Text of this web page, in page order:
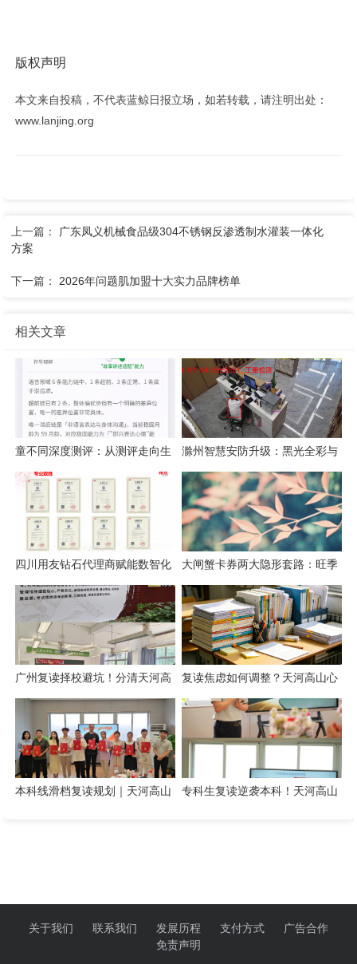
版权声明
本文来自投稿，不代表蓝鲸日报立场，如若转载，请注明出处：
www.lanjing.org
上一篇： 广东凤义机械食品级304不锈钢反渗透制水灌装一体化
方案
下一篇： 2026年问题肌加盟十大实力品牌榜单
相关文章
童不同深度测评：从测评走向生
活的育儿系统
滁州智慧安防升级：黑光全彩与
边缘智算方案解析
四川用友钻石代理商赋能数智化
转型：成都创跃科技的行业观察
大闸蟹卡券两大隐形套路：旺季
提不出、过期直接亏！
广州复读择校避坑！分清天河高
山教育
复读焦虑如何调整？天河高山心
理管理方案
本科线滑档复读规划｜天河高山
专科生复读逆袭本科！天河高山
关于我们 联系我们 发展历程 支付方式
广告合作
免责声明